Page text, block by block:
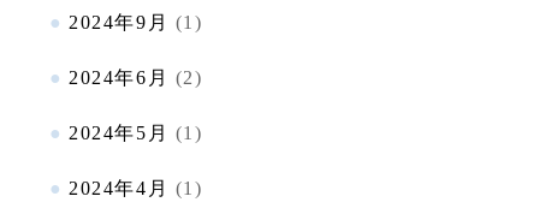
2024年9月 (1)
2024年6月 (2)
2024年5月 (1)
2024年4月 (1)